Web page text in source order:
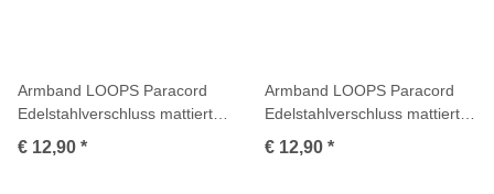
Armband LOOPS Paracord
Edelstahlverschluss mattiert
Multicolor
€ 12,90 *
Armband LOOPS Paracord
Edelstahlverschluss mattiert
Multicolor
€ 12,90 *